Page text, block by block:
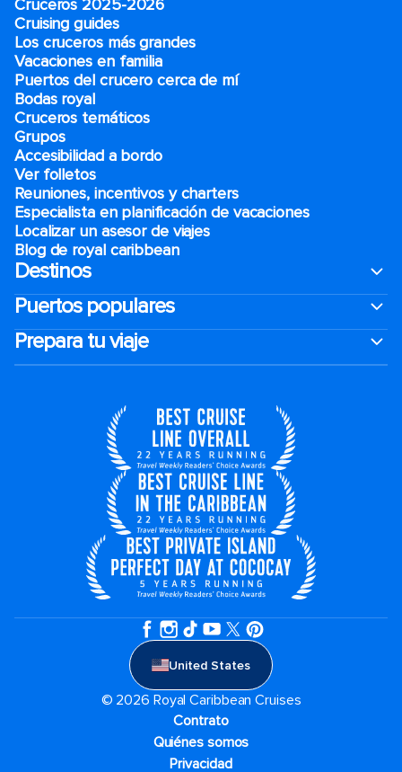
Cruceros 2025-2026
Cruising guides
Los cruceros más grandes
Vacaciones en familia
Puertos del crucero cerca de mí
Bodas royal
Cruceros temáticos
Grupos
Accesibilidad a bordo
Ver folletos
Reuniones, incentivos y charters​
Especialista en planificación de vacaciones
Localizar un asesor de viajes
Blog de royal caribbean
Destinos
Puertos populares
Prepara tu viaje
United States
© 2026 Royal Caribbean Cruises
Contrato
Quiénes somos
Privacidad